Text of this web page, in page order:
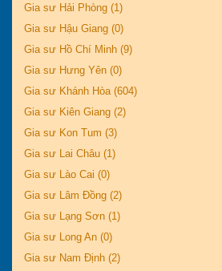
Gia sư Hải Phòng (1)
Gia sư Hậu Giang (0)
Gia sư Hồ Chí Minh (9)
Gia sư Hưng Yên (0)
Gia sư Khánh Hòa (604)
Gia sư Kiên Giang (2)
Gia sư Kon Tum (3)
Gia sư Lai Châu (1)
Gia sư Lào Cai (0)
Gia sư Lâm Đồng (2)
Gia sư Lạng Sơn (1)
Gia sư Long An (0)
Gia sư Nam Định (2)